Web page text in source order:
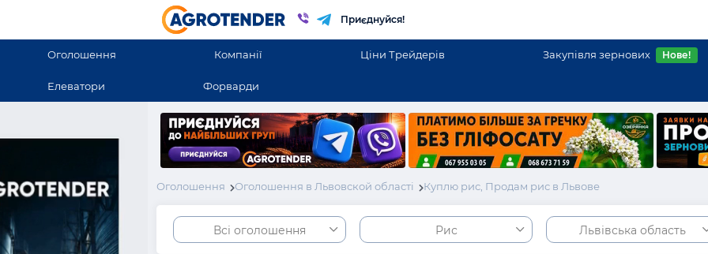
Приєднуйся!
Оголошення Компанії Ціни Трейдерів Закупівля зернових Нове!
Елеватори Форварди
Оголошення Оголошення в Львовской області Куплю рис, Продам рис в Львове
Всі оголошення Рис Львівська область